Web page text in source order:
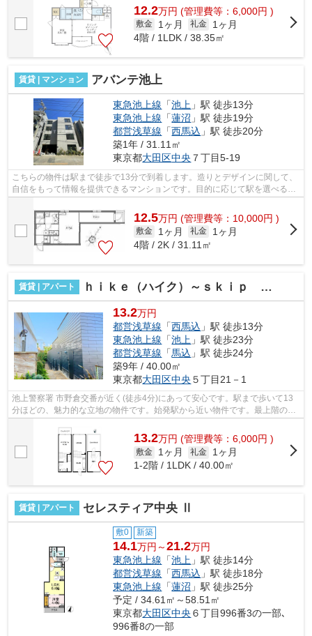
12.2万円 (管理費等：6,000円 )
敷金 1ヶ月 礼金
1ヶ月
4階 / 1LDK / 38.35㎡
賃貸 | マンション アバンテ池上
東急池上線 「池上 」駅 徒歩13分
東急池上線 「蓮沼 」駅 徒歩19分
都営浅草線 「西馬込 」駅 徒歩20分
築1年 / 31.11㎡
東京都大田区中央 ７丁目5-19
こちらの物件は駅まで徒歩で13分で到着します。造りとデザインに関して、
自信をもって情報を提供できるマンションです。目的に応じて駅を選べるこ
12.5万円 (管理費等：10,000円 )
敷金 1ヶ月 礼金
1ヶ月
4階 / 2K / 31.11㎡
賃貸 | アパート ｈｉｋｅ（ハイク）～ｓｋｉｐ ｆｌｏｏｒ ｔｅｒｒａｃｅ ｈｏｕｓｅ～
13.2万円
都営浅草線 「西馬込 」駅 徒歩13分
東急池上線 「池上 」駅 徒歩23分
都営浅草線 「馬込 」駅 徒歩24分
築9年 / 40.00㎡
東京都大田区中央 ５丁目21－1
池上警察署 市野倉交番が近く(徒歩4分)にあって安心です。駅まで歩いて13
分ほどの、魅力的な立地の物件です。始発駅から近い物件です。最上階のア
パートです。こちらの物件はアパート...
13.2万円 (管理費等：6,000円 )
敷金 1ヶ月 礼金
1ヶ月
1-2階 / 1LDK / 40.00㎡
賃貸 | アパート セレスティア中央 Ⅱ
敷0 新築
14.1万円～21.2万円
東急池上線 「池上 」駅 徒歩14分
都営浅草線 「西馬込 」駅 徒歩18分
東急池上線 「蓮沼 」駅 徒歩25分
予定 / 34.61㎡～58.51㎡
東京都大田区中央 ６丁目996番3の一部､
996番8の一部